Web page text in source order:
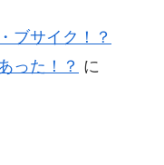
ブサイク！？
った！？ に